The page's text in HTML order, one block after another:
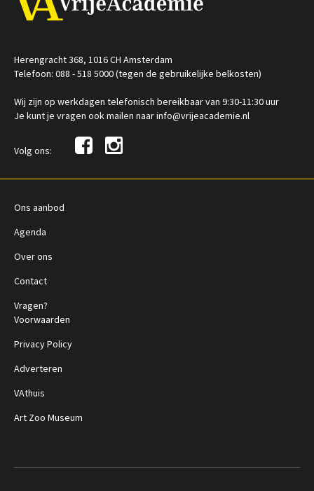
Herengracht 368, 1016 CH Amsterdam
Telefoon: 088 - 518 5000 (tegen de gebruikelijke belkosten)
Wij zijn op werkdagen telefonisch bereikbaar van 9:30-11:30 uur
Je kunt je vragen ook mailen naar info@vrijeacademie.nl
Volg ons:
Ons aanbod
Agenda
Over ons
Contact
Vragen?
Voorwaarden
Privacy Policy
Adverteren
VAthuis
Art Zoo Museum